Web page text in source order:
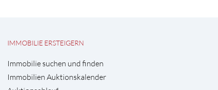
IMMOBILIE ERSTEIGERN
Immobilie suchen und finden
Immobilien Auktionskalender